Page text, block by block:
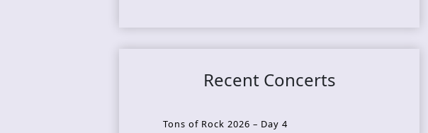
Recent Concerts
Tons of Rock 2026 – Day 4